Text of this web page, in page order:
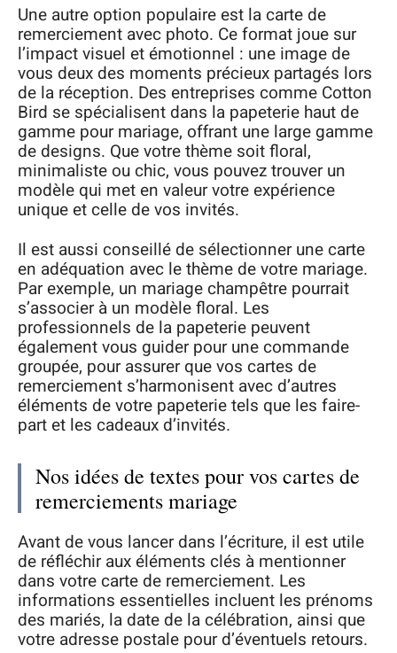
Une autre option populaire est la carte de
remerciement avec photo. Ce format joue sur
l’impact visuel et émotionnel : une image de
vous deux des moments précieux partagés lors
de la réception. Des entreprises comme Cotton
Bird se spécialisent dans la papeterie haut de
gamme pour mariage, offrant une large gamme
de designs. Que votre thème soit floral,
minimaliste ou chic, vous pouvez trouver un
modèle qui met en valeur votre expérience
unique et celle de vos invités.
Il est aussi conseillé de sélectionner une carte
en adéquation avec le thème de votre mariage.
Par exemple, un mariage champêtre pourrait
s’associer à un modèle floral. Les
professionnels de la papeterie peuvent
également vous guider pour une commande
groupée, pour assurer que vos cartes de
remerciement s’harmonisent avec d’autres
éléments de votre papeterie tels que les faire-
part et les cadeaux d’invités.
Nos idées de textes pour vos cartes de
remerciements mariage
Avant de vous lancer dans l’écriture, il est utile
de réfléchir aux éléments clés à mentionner
dans votre carte de remerciement. Les
informations essentielles incluent les prénoms
des mariés, la date de la célébration, ainsi que
votre adresse postale pour d’éventuels retours.